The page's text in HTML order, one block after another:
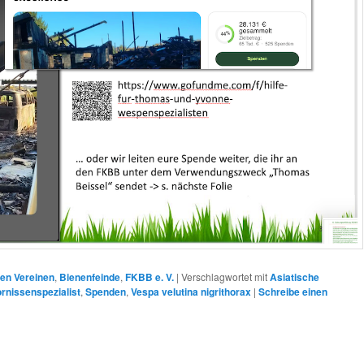
Vereinen, Bienenfeinde, FKBB e. V. | Verschlagwortet mitAsiatische
, Spenden, Vespa velutina nigrithorax | Schreibe einen